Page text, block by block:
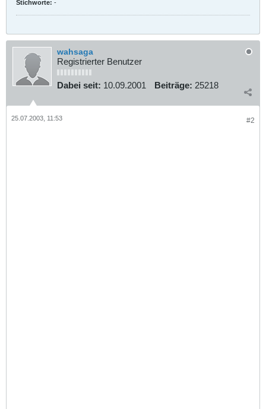
Stichworte: -
wahsaga
Registrierter Benutzer
Dabei seit: 10.09.2001 Beiträge: 25218
#2
25.07.2003, 11:53